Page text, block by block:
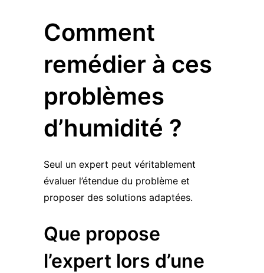
Comment
remédier à ces
problèmes
d’humidité ?
Seul un expert peut véritablement
évaluer l’étendue du problème et
proposer des solutions adaptées.
Que propose
l’expert lors d’une